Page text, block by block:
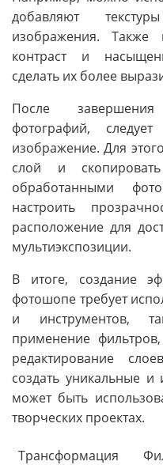
добавляют
изображения. Также
контраст и
сделать их более
После
фотографий,
изображение. Для
слой и
обработанными
настроить
расположение для
мультиэкспозиции.
В итоге, создание
фотошопе требует
и инструментов,
применение
редактирование
создать уникальные
может быть
творческих проектах.
Трансформация